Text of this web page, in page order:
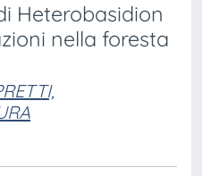
Heterobasidion
nella foresta